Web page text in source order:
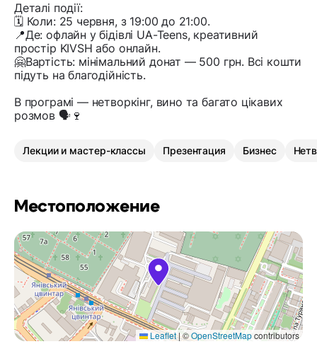
Деталі події:
🗓️ Коли: 25 червня, з 19:00 до 21:00.
📍Де: офлайн у бідівлі UA-Teens, креативний
простір KIVSH або онлайн.
🤗Вартість: мінімальний донат — 500 грн. Всі кошти
підуть на благодійність.
В програмі — нетворкінг, вино та багато цікавих
розмов 🗣🍷
Лекции и мастер-классы Презентация Бизнес
Местоположение
Leaflet|©OpenStreetMapcontributors